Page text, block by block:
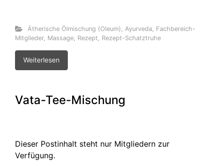
Ätherische Ölmischung (Oleum) Ayurveda, Fachbereich-
Mitglieder, Massage Rezept Rezept-Schatztruhe
Weiterlesen
Vata-Tee-Mischung
Dieser Postinhalt steht nur Mitgliedern zur
Verfügung.